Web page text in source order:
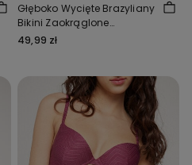
Głęboko Wycięte Brazyliany
Bikini Zaokrąglone
Sparkling Touch Malwa
49,99 zł